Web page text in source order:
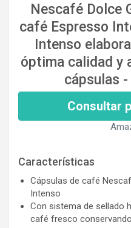
Nescafé Dolce
café Espresso
Intenso
óptima calidad y
cápsulas
Consultar
Características
Cápsulas de café
Intenso
Con sistema de sellado
café fresco